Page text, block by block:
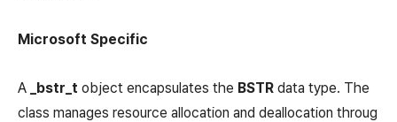
Microsoft Specific
A _bstr_t object encapsulates the BSTR data type. The
class manages resource allocation and deallocation throug